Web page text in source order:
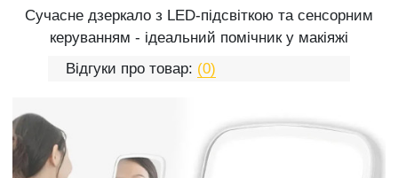
Сучасне дзеркало з LED-підсвіткою та сенсорним
керуванням - ідеальний помічник у макіяжі
Відгуки про товар: (0)